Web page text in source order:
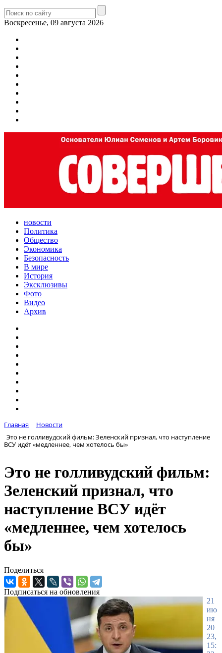
Воскресенье, 09 августа 2026
новости
Политика
Общество
Экономика
Безопасность
В мире
История
Эксклюзивы
Фото
Видео
Архив
Главная
Новости
Это не голливудский фильм: Зеленский признал, что наступление
ВСУ идёт «медленнее, чем хотелось бы»
Это не голливудский фильм:
Зеленский признал, что
наступление ВСУ идёт
«медленнее, чем хотелось
бы»
Поделиться
Подписаться на обновления
21
ию
ня
20
23,
15: